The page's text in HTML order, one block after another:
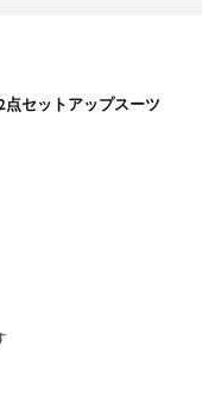
セットアップスーツ